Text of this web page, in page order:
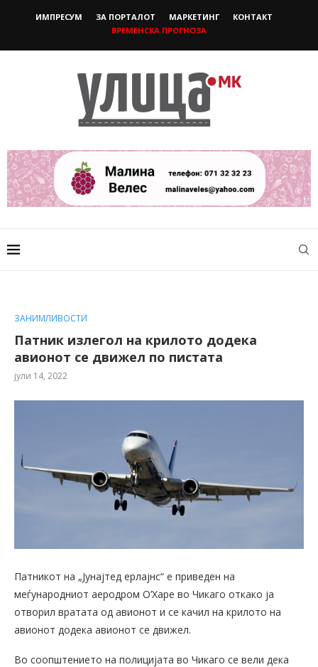
ИМПРЕСУМ ЗА ПОРТАЛОТ МАРКЕТИНГ
КОНТАКТ
ВРЕМЕНСКА ПРОГНОЗА
ЗАНИМЛИВОСТИ
Патник излегол на крилото додека
авионот се движел по пистата
јули 14, 2022
Патникот на „Јунајтед ерлајнс“ е приведен на
меѓународниот аеродром О’Харе во Чикаго откако ја
отворил вратата од авионот и се качил на крилото на
авионот додека авионот се движел.
Во соопштението на полицијата во Чикаго се вели дека